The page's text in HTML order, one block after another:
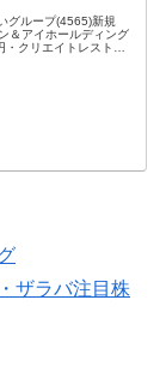
グループ(4565)新規
＆アイホールディング
クリエイトレストラ
ザラバ注目株